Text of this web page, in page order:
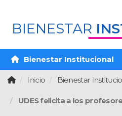
BIENESTAR
Bienestar Institucional
Inicio Bienestar
UDES felicita a los